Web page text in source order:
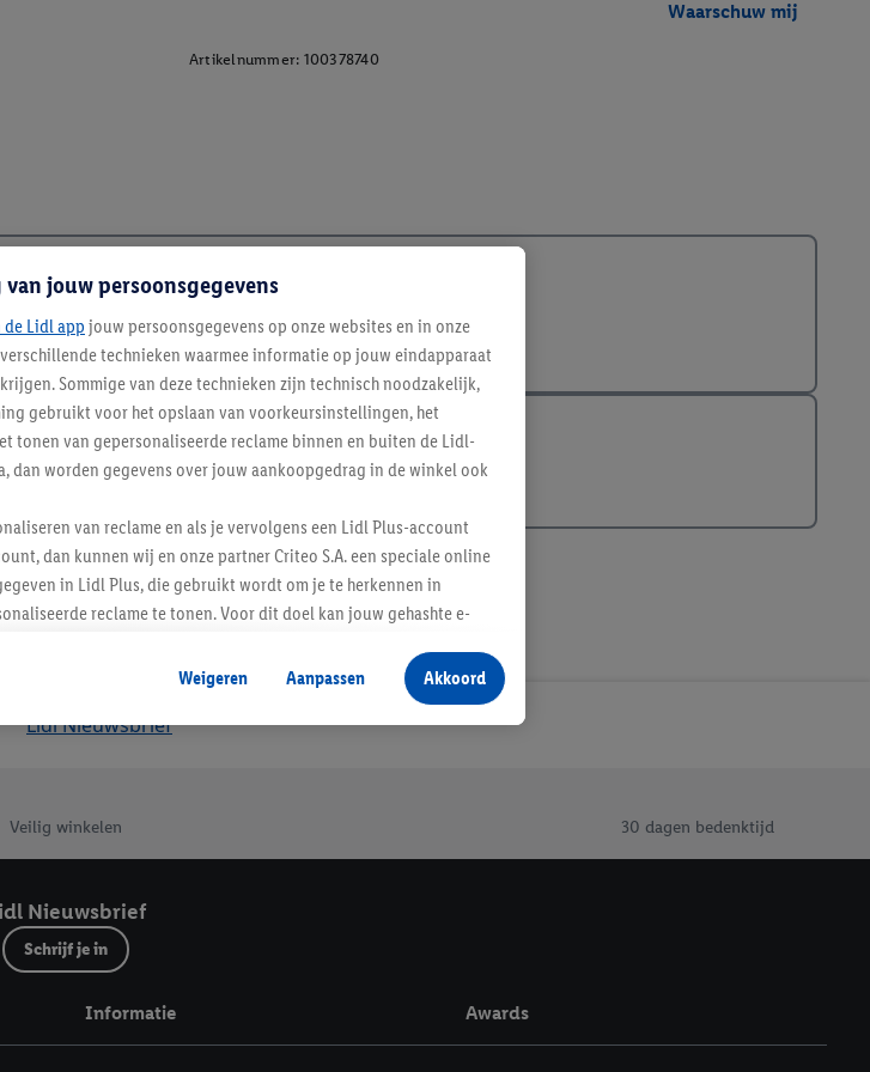
Waarschuw mij
Artikelnummer: 100378740
Lidl Nieuwsbrief
Veilig winkelen 30 dagen bedenktijd
Nieuwsbrief
Schrijf je in
Informatie Awards
jouw persoonsgegevens
Lidl app jouw persoonsgegevens op onze websites en in onze
technieken waarmee informatie op jouw eindapparaat
Sommige van deze technieken zijn technisch noodzakelijk,
gebruikt voor het opslaan van voorkeursinstellingen, het
tonen van gepersonaliseerde reclame binnen en buiten de Lidl-
dan worden gegevens over jouw aankoopgedrag in de winkel ook
van reclame en als je vervolgens een Lidl Plus-account
dan kunnen wij en onze partner Criteo S.A. een speciale online
in Lidl Plus, die gebruikt wordt om je te herkennen in
reclame te tonen. Voor dit doel kan jouw gehashte e-
advertenties worden weergegeven voor producten waarin je
product in een winkelmandje van een online winkel te plaatsen
informatie vinden over de gegevensverwerking.
er enkel technisch noodzakelijke cookies en vergelijkbare
recht om jouw toestemming op elk gewenst moment in te
impressum voor de Lidl website hier.Klikhiervoor meer informatie
Weigeren Aanpassen Akkoord